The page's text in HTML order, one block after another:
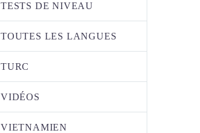
TESTS DE NIVEAU
TOUTES LES LANGUES
TURC
VIDÉOS
VIETNAMIEN